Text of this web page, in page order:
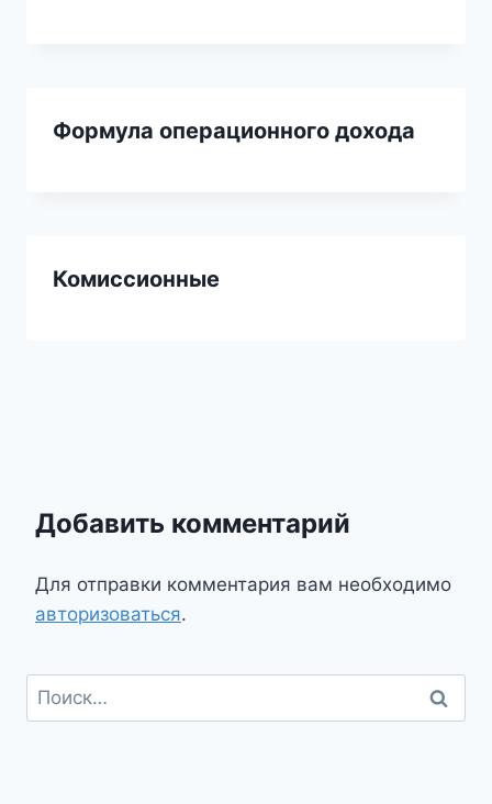
Формула операционного дохода
Комиссионные
Добавить комментарий
Для отправки комментария вам необходимо
авторизоваться.
Найти: